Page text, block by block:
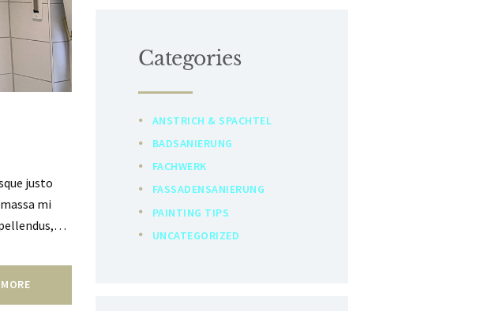
justo
mi
Categories
ANSTRICH & SPACHTEL
BADSANIERUNG
FACHWERK
FASSADENSANIERUNG
PAINTING TIPS
UNCATEGORIZED